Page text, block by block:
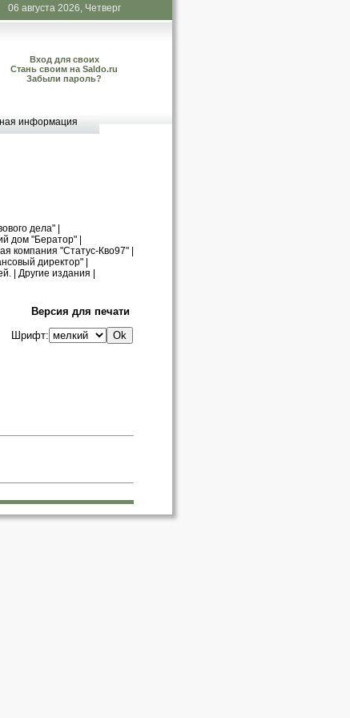
06 августа 2026, Четверг
Вход для своих
Стань своим на Saldo.ru
Забыли пароль?
информация
дела"|
дом "Бератор"
компания "Статус-Кво97"
директор"
Другие издания
Версия для печати
Шрифт: